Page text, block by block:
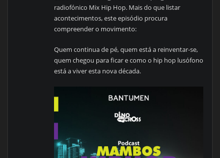
radiofónico Mix Hip Hop. Mais do que listar
acontecimentos, este episódio procura
compreender o movimento:
Quem continua de pé, quem está a reinventar-se,
quem chegou para ficar e como o hip hop lusófono
está a viver esta nova década.